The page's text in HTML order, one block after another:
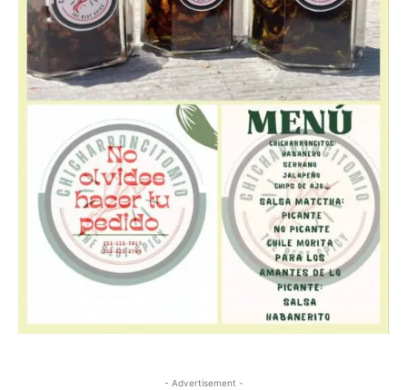
- Advertisement -